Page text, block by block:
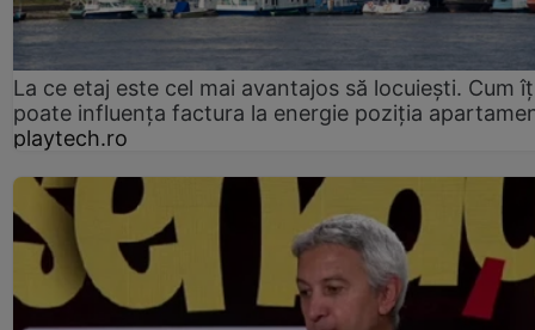
La ce etaj este cel mai avantajos să locuiești. Cum
poate influența factura la energie poziția
playtech.ro